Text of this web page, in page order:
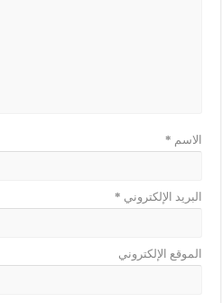
الاسم *
البريد الإلكتروني *
الموقع الإلكتروني